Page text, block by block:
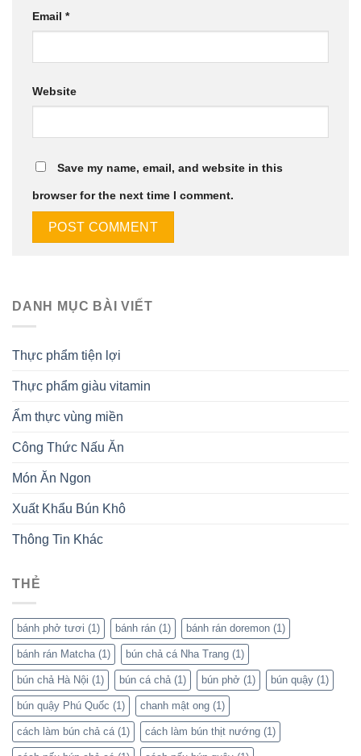
Email *
Website
Save my name, email, and website in this
browser for the next time I comment.
DANH MỤC BÀI VIẾT
Thực phẩm tiện lợi
Thực phẩm giàu vitamin
Ẩm thực vùng miền
Công Thức Nấu Ăn
Món Ăn Ngon
Xuất Khẩu Bún Khô
Thông Tin Khác
THẺ
bánh phở tươi (1) bánh rán (1) bánh rán doremon (1)
bánh rán Matcha(1) bún chả cá Nha Trang (1)
bún chả Hà Nội (1) bún cá chả(1) bún phở (1) bún quậy (1)
bún quậy Phú Quốc (1) chanh mật ong (1)
cách làm bún chả cá(1) cách làm bún thịt nướng (1)